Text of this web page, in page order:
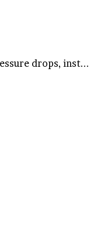
drops, inst...